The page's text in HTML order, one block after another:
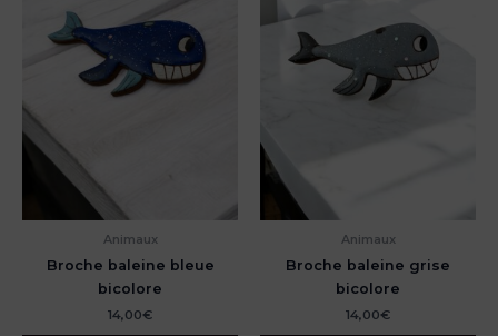
Animaux
Broche baleine bleue
bicolore
14,00€
Animaux
Broche baleine grise
bicolore
14,00€